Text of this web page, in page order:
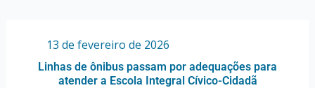
13 de fevereiro de 2026
Linhas de ônibus passam por adequações para
atender a Escola Integral Cívico-Cidadã